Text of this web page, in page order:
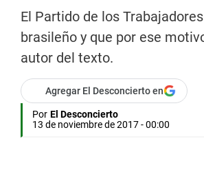
El Partido de los
brasileño y que por ese
autor del texto.
Agregar El Desconcierto en
Por El Desconcierto
13 de noviembre de 2017 - 00:00